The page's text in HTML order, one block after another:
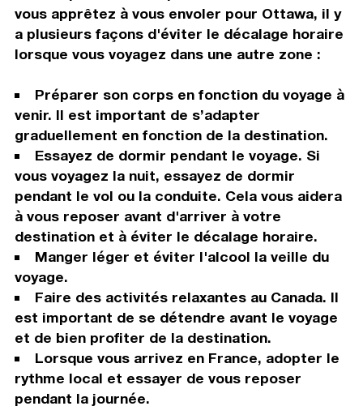
vous apprêtez à vous envoler pour Ottawa, il y
a plusieurs façons d'éviter le décalage horaire
lorsque vous voyagez dans une autre zone :
Préparer son corps en fonction du voyage à
venir. Il est important de s’adapter
graduellement en fonction de la destination.
Essayez de dormir pendant le voyage. Si
vous voyagez la nuit, essayez de dormir
pendant le vol ou la conduite. Cela vous aidera
à vous reposer avant d'arriver à votre
destination et à éviter le décalage horaire.
Manger léger et éviter l'alcool la veille du
voyage.
Faire des activités relaxantes au Canada. Il
est important de se détendre avant le voyage
et de bien profiter de la destination.
Lorsque vous arrivez en France, adopter le
rythme local et essayer de vous reposer
pendant la journée.